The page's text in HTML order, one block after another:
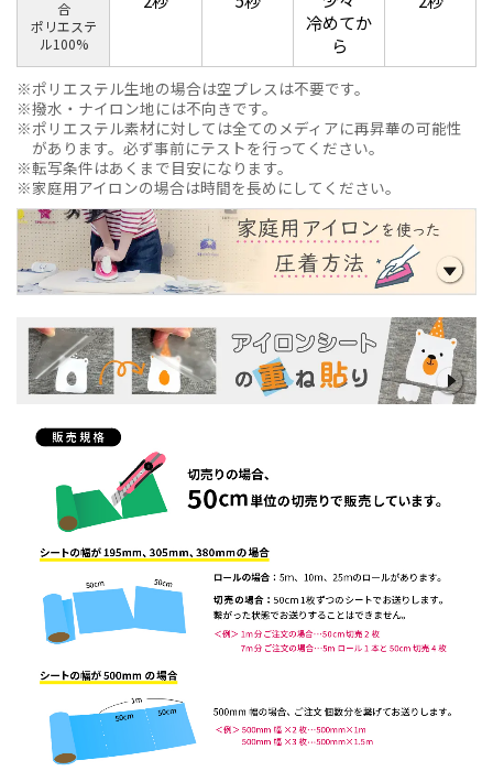
合
ポリエステ
ル100%
冷めてか
ら
ポリエステル生地の場合は空プレスは不要です。
撥水・ナイロン地には不向きです。
ポリエステル素材に対しては全てのメディアに再昇華の可能性
があります。必ず事前にテストを行ってください。
転写条件はあくまで目安になります。
家庭用アイロンの場合は時間を長めにしてください。